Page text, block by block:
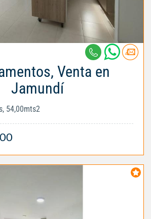
Venta en
Jamundí
54,00mts2